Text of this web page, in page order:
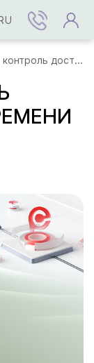
Простой контроль доступа и учёт времени с Hikvision